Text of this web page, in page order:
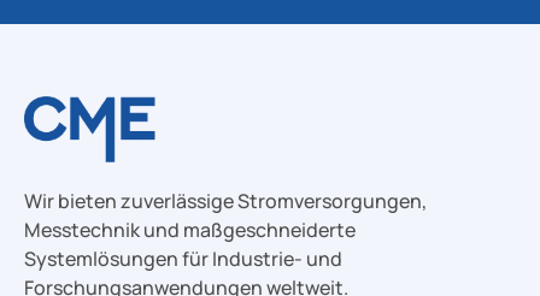
Wir bieten zuverlässige Stromversorgungen,
Messtechnik und maßgeschneiderte
Systemlösungen für Industrie- und
Forschungsanwendungen weltweit.